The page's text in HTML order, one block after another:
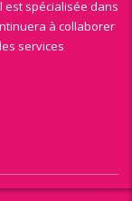
est spécialisée dans
à collaborer
services